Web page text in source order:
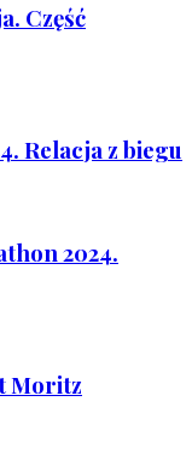
Część
Relacja z biegu
2024.
Moritz